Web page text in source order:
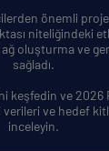
önemli
niteliğindeki
oluşturma ve
sağladı.
keşfedin ve 2026
ve hedef
inceleyin.